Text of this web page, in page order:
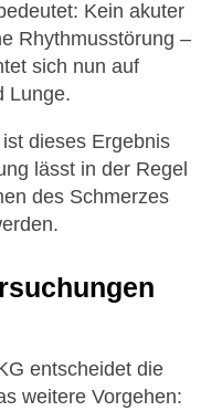
Kein akuter
Rhythmusstörung –
sich nun auf
Lunge.
dieses Ergebnis
lässt in der Regel
des Schmerzes
entscheidet die
weitere Vorgehen: